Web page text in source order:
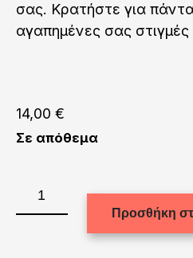
σας. Κρατήστε για
αγαπημένες σας στιγμές
14,00 €
Σε απόθεμα
κίτρινη
Προσθήκη